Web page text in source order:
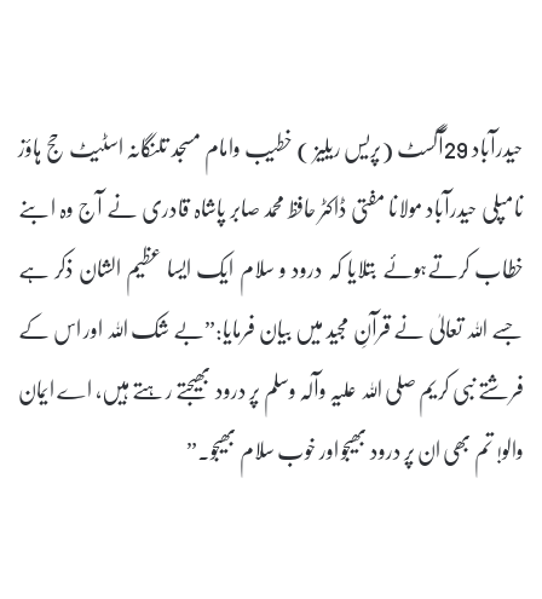
حیدرآباد 29آگسٹ (پریس ریلیز ) خطیب وامام مسجد تلنگانہ اسٹیٹ حج ہاؤز
نامپلی حیدرآباد مولانا مفتی ڈاکٹر حافظ محمد صابر پاشاہ قادری نے آج وہ ابنے
خطاب کرتےہوئے بتلایا کہ درود و سلام ایک ایسا عظیم الشان ذکر ہے
جسے اللہ تعالیٰ نے قرآنِ مجید میں بیان فرمایا:”بے شک اللہ اور اس کے
فرشتے نبی کریم صلی اللہ علیہ وآلہ وسلم پر درود بھیجتے رہتے ہیں، اے ایمان
والو! تم بھی ان پر درود بھیجو اور خوب سلام بھیجو۔”